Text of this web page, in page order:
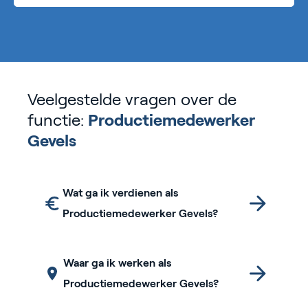
Veelgestelde vragen over de
functie: Productiemedewerker
Gevels
Wat ga ik verdienen als
Productiemedewerker Gevels?
Waar ga ik werken als
Productiemedewerker Gevels?